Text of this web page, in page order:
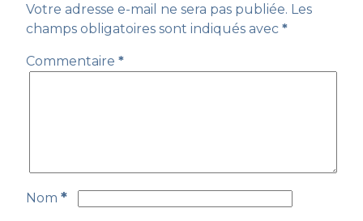
Votre adresse e-mail ne sera pas publiée. Les
champs obligatoires sont indiqués avec*
Commentaire*
Nom*